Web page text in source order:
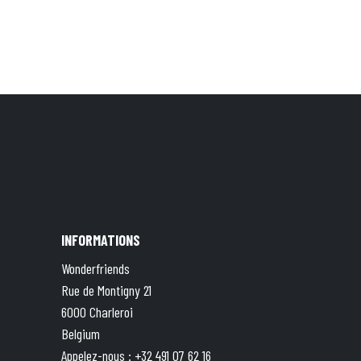
INFORMATIONS
Wonderfriends
Rue de Montigny 21
6000 Charleroi
Belgium
Appelez-nous : +32 491 07 62 16